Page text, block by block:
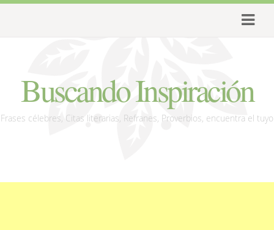
Buscando Inspiración
Frases célebres, Citas literarias, Refranes, Proverbios, encuentra el tuyo